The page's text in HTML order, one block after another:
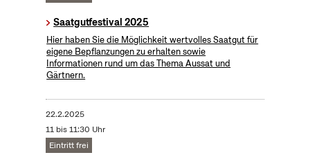
Saatgutfestival 2025
Hier haben Sie die Möglichkeit wertvolles Saatgut für
eigene Bepflanzungen zu erhalten sowie
Informationen rund um das Thema Aussat und
Gärtnern.
22.2.2025
11 bis 11:30 Uhr
Eintritt frei